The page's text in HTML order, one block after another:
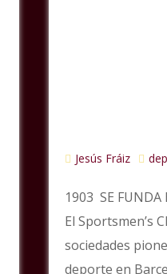
Jesús Fráiz
1903 SE FUNDA
El Sportsmen’s
sociedades
deporte en